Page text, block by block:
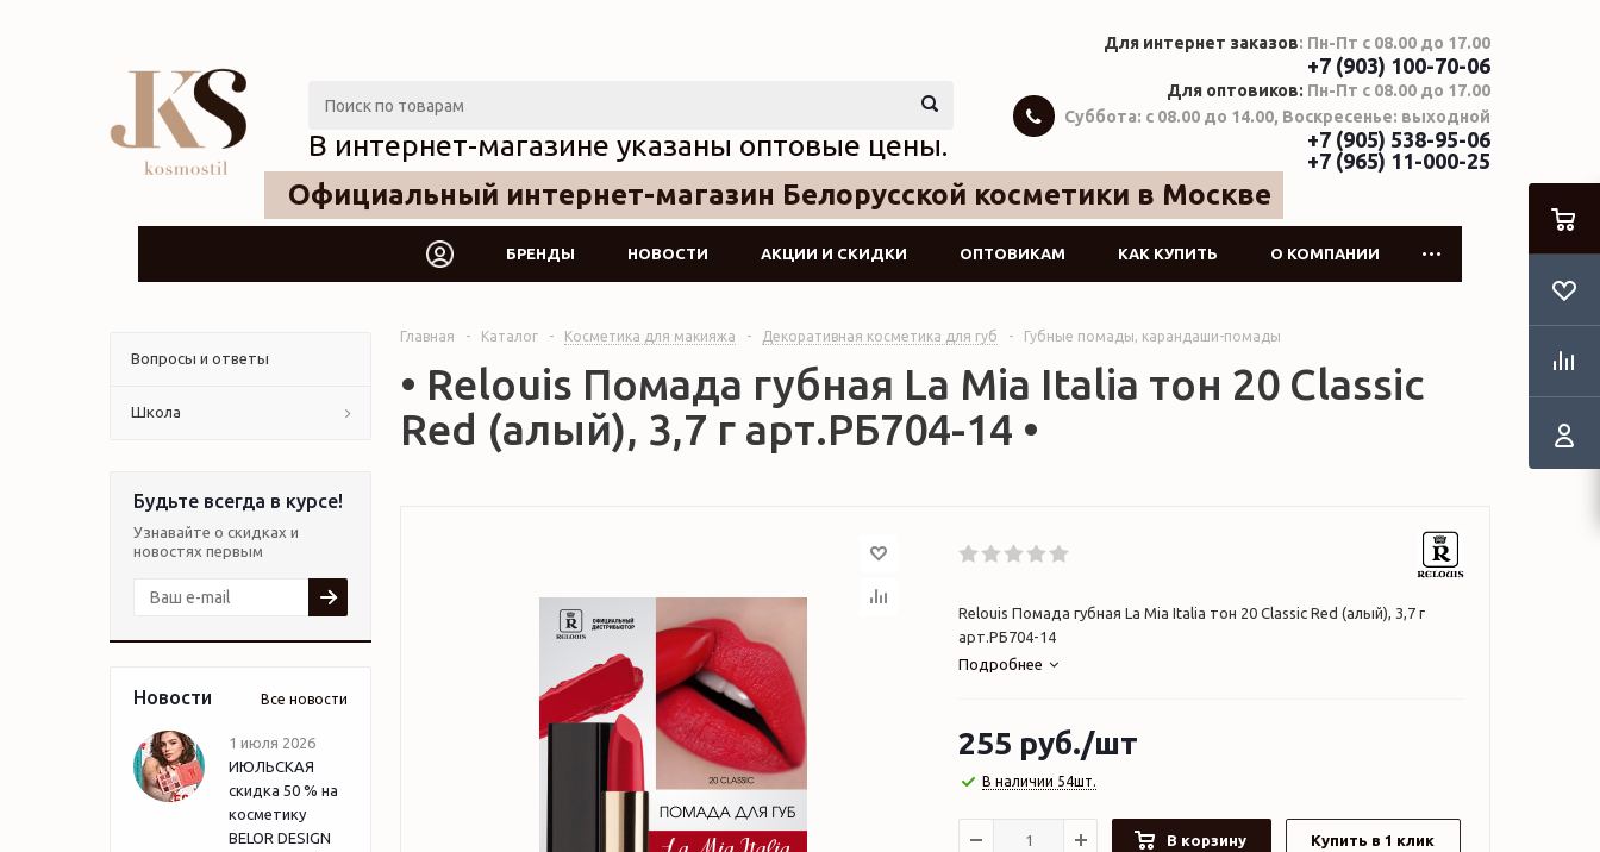
Официальный интернет-магазин Белорусской косметики в Москве
В интернет-магазине указаны оптовые цены.
Для интернет заказов: Пн-Пт с 08.00 до 17.00
+7 (903) 100-70-06
Для оптовиков: Пн-Пт с 08.00 до 17.00
Суббота: с 08.00 до 14.00, Воскресенье: выходной
+7 (905) 538-95-06
+7 (965) 11-000-25
БРЕНДЫ НОВОСТИ АКЦИИ И СКИДКИ ОПТОВИКАМ КАК КУПИТЬ О КОМПАНИИ
Вопросы и ответы
Школа
Будьте всегда в курсе!
Узнавайте о скидках и
новостях первым
Новости Все новости
1 июля 2026
ИЮЛЬСКАЯ
скидка 50 % на
косметику
BELOR DESIGN
Главная - Каталог - Косметика для макияжа - Декоративная косметика для губ - Губные помады, карандаши-помады
• Relouis Помада губная La Mia Italia тон 20 Classic
Red (алый), 3,7 г арт.РБ704-14 •
Relouis Помада губная La Mia Italia тон 20 Classic Red (алый), 3,7 г
арт.РБ704-14
Подробнее
255 руб./шт
В наличии 54шт.
В корзину Купить в 1 клик